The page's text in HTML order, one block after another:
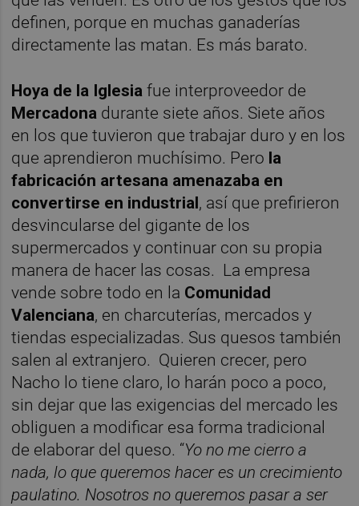
definen, porque en muchas ganaderías
directamente las matan. Es más barato.
Hoya de la Iglesia fue interproveedor de
Mercadona durante siete años. Siete años
en los que tuvieron que trabajar duro y en los
que aprendieron muchísimo. Pero la
fabricación artesana amenazaba en
convertirse en industrial, así que prefirieron
desvincularse del gigante de los
supermercados y continuar con su propia
manera de hacer las cosas. La empresa
vende sobre todo en la Comunidad
Valenciana, en charcuterías, mercados y
tiendas especializadas. Sus quesos también
salen al extranjero. Quieren crecer, pero
Nacho lo tiene claro, lo harán poco a poco,
sin dejar que las exigencias del mercado les
obliguen a modificar esa forma tradicional
de elaborar del queso. “Yo no me cierro a
nada, lo que queremos hacer es un crecimiento
paulatino. Nosotros no queremos pasar a ser